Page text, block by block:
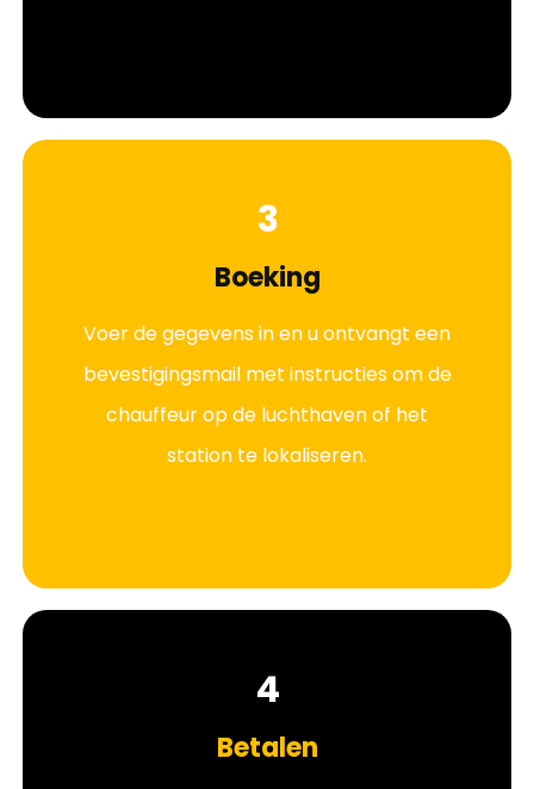
3
Boeking
Voer de gegevens in en u ontvangt een
bevestigingsmail met instructies om de
chauffeur op de luchthaven of het
station te lokaliseren.
4
Betalen